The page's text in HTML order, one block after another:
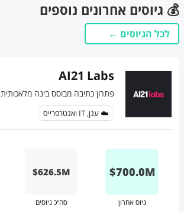
💰 גיוסים אחרונים נוספים
לכל הגיוסים ←
AI21 Labs
פתרון כתיבה מבוסס בינה מלאכותית
☁️ ענן, IT ואנטרפרייס
M
700.0
$
גיוס אחרון
$626.5M
סה״כ גיוסים